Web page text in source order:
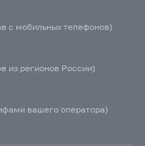
с мобильных телефонов)
из регионов России)
вашего оператора)